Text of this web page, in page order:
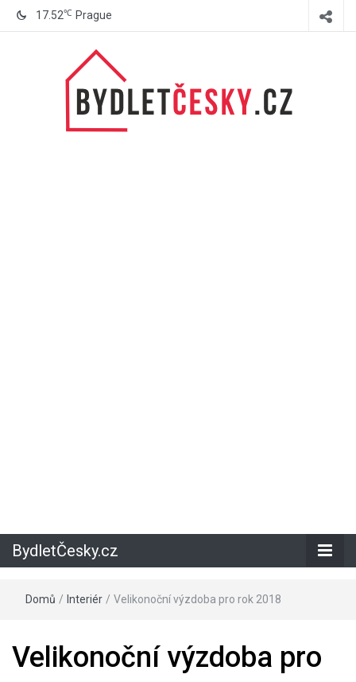
17.52℃ Prague
BydletČesky.cz
Domů / Interiér / Velikonoční výzdoba pro rok 2018
Velikonoční výzdoba pro